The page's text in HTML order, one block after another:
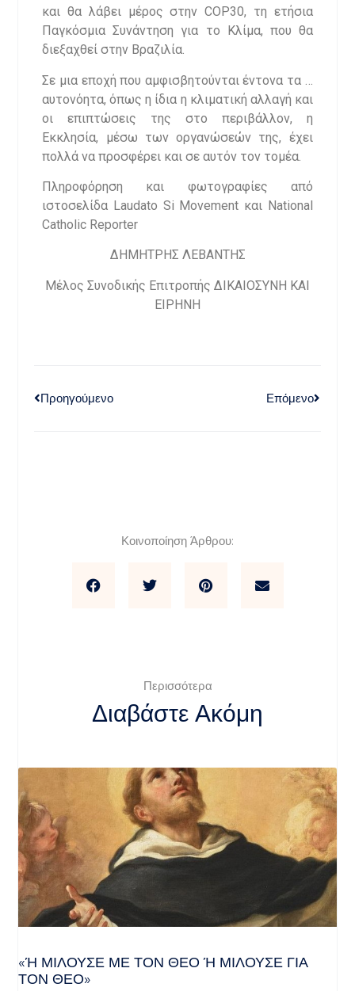
και θα λάβει μέρος στην COP30, τη ετήσια
Παγκόσμια Συνάντηση για το Κλίμα, που θα
διεξαχθεί στην Βραζιλία.
Σε μια εποχή που αμφισβητούνται έντονα τα …
αυτονόητα, όπως η ίδια η κλιματική αλλαγή και
οι επιπτώσεις της στο περιβάλλον, η
Εκκλησία, μέσω των οργανώσεών της, έχει
πολλά να προσφέρει και σε αυτόν τον τομέα.
Πληροφόρηση και φωτογραφίες από
ιστοσελίδα Laudato Si Movement και National
Catholic Reporter
ΔΗΜΗΤΡΗΣ ΛΕΒΑΝΤΗΣ
Μέλος Συνοδικής Επιτροπής ΔΙΚΑΙΟΣΥΝΗ ΚΑΙ
ΕΙΡΗΝΗ
Προηγούμενο Επόμενο
Κοινοποίηση Άρθρου:
Περισσότερα
Διαβάστε Ακόμη
«Ή ΜΙΛΟΎΣΕ ΜΕ ΤΟΝ ΘΕΌ Ή ΜΙΛΟΎΣΕ ΓΙΑ ΤΟ
Ν ΘΕΌ»